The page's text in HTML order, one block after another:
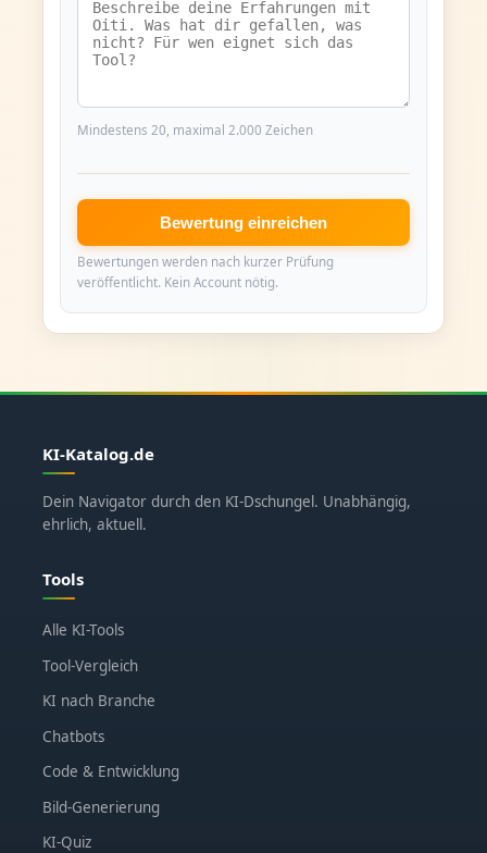
Mindestens 20, maximal 2.000 Zeichen
Bewertung einreichen
Bewertungen werden nach kurzer Prüfung
veröffentlicht. Kein Account nötig.
KI-Katalog.de
Dein Navigator durch den KI-Dschungel. Unabhängig,
ehrlich, aktuell.
Tools
Alle KI-Tools
Tool-Vergleich
KI nach Branche
Chatbots
Code & Entwicklung
Bild-Generierung
KI-Quiz